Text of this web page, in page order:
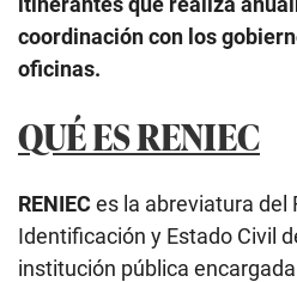
coordinación con los
oficinas.
QUÉ ES RENIEC
RENIEC es la abreviatura del
Identificación y Estado Civil
institución pública